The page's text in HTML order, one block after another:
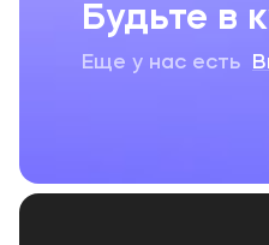
Будьте в
Еще у нас есть